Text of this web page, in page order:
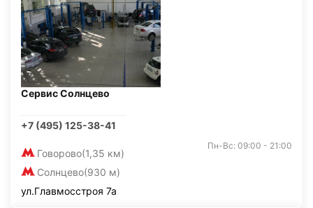
Сервис Солнцево
+7 (495) 125-38-41
Говорово(1,35 км)
Солнцево(930 м)
Пн-Вс: 09:00 - 21:00
ул.Главмосстроя 7а